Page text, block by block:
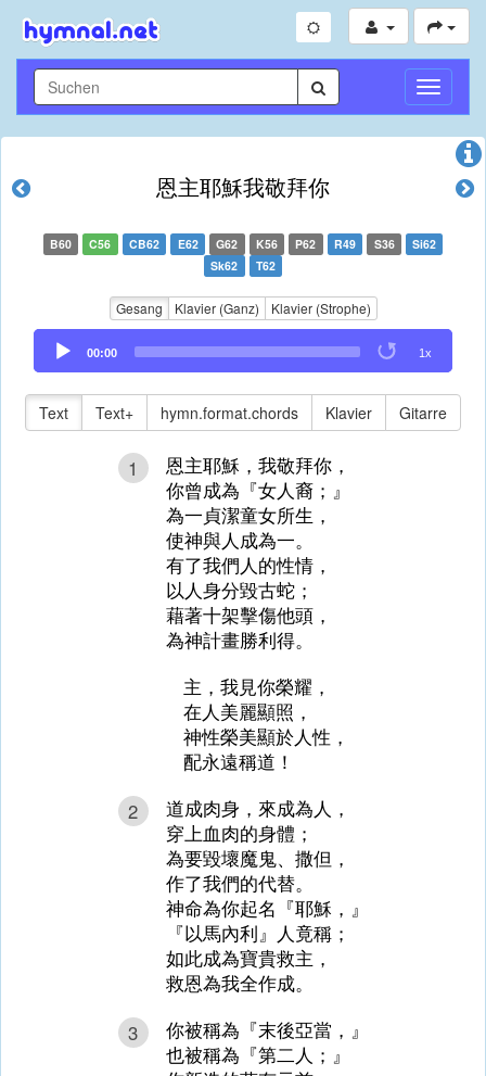
恩主耶穌我敬拜你
B60 C56 CB62 E62 G62 K56 P62 R49 S36
Si62
Sk62
T62
Gesang Klavier (Ganz) Klavier (Strophe)
Audio
Player
00:00 1x
Text Text+ hymn.format.chords Klavier Gitarre
1
恩主耶穌，我敬拜你，
你曾成為『女人裔；』
為一貞潔童女所生，
使神與人成為一。
有了我們人的性情，
以人身分毀古蛇；
藉著十架擊傷他頭，
為神計畫勝利得。
主，我見你榮耀，
在人美麗顯照，
神性榮美顯於人性，
配永遠稱道！
2
道成肉身，來成為人，
穿上血肉的身體；
為要毀壞魔鬼、撒但，
作了我們的代替。
神命為你起名『耶穌，』
『以馬內利』人竟稱；
如此成為寶貴救主，
救恩為我全作成。
3
你被稱為『末後亞當，』
也被稱為『第二人；』